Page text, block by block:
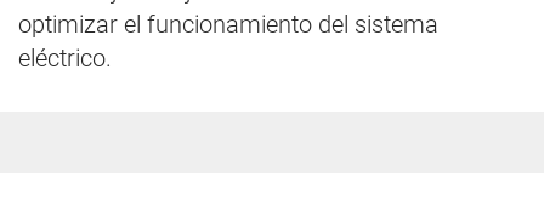
optimizar el funcionamiento del sistema
eléctrico.